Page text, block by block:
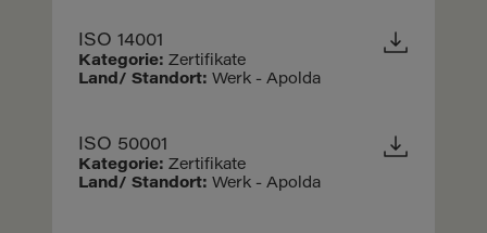
ISO 14001
Kategorie: Zertifikate
Land/ Standort: Werk - Apolda
ISO 50001
Kategorie: Zertifikate
Land/ Standort: Werk - Apolda